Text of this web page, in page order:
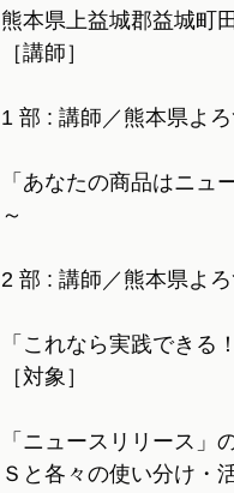
熊本県上益城郡益城町
［講師］
1 部 : 講師／熊本県よ
「あなたの商品はニ
～
2 部 : 講師／熊本県よ
「これなら実践できる
［対象］
「ニュースリリース」
Ｓと各々の使い分け・